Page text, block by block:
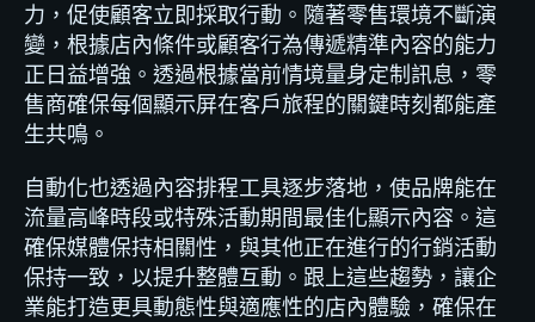
力，促使顧客立即採取行動。隨著零售環境不斷演
變，根據店內條件或顧客行為傳遞精準內容的能力
正日益增強。透過根據當前情境量身定制訊息，零
售商確保每個顯示屏在客戶旅程的關鍵時刻都能產
生共鳴。
自動化也透過內容排程工具逐步落地，使品牌能在
流量高峰時段或特殊活動期間最佳化顯示內容。這
確保媒體保持相關性，與其他正在進行的行銷活動
保持一致，以提升整體互動。跟上這些趨勢，讓企
業能打造更具動態性與適應性的店內體驗，確保在